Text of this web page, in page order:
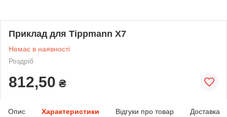
Приклад для Tippmann X7
Немає в наявності
Роздріб
812,50 ₴
Опис Характеристики Відгуки про товар Доставка